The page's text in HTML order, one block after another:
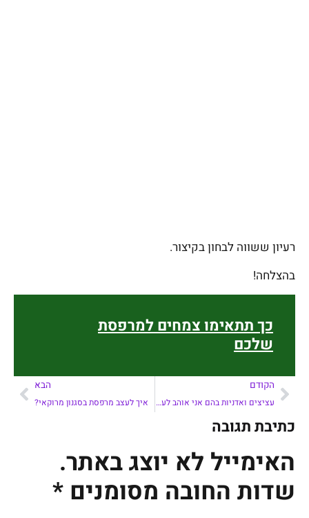
רעיון ששווה לבחון בקיצור.
בהצלחה!
כך תתאימו צמחים למרפסת
שלכם
הקודם
עציצים ואדניות בהם אני אוהב לעשות שימוש
הבא
איך לעצב מרפסת בסגנון מרוקאי?
כתיבת תגובה
האימייל לא יוצג באתר.
שדות החובה מסומנים *